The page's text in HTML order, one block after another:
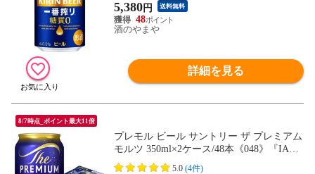
5,380円 送料無料
48
酒のやまや
詳細を見る
8/7時点_ポイント最大11倍
プレモル ビール サントリー ザ プレミアム
モルツ 350ml×2ケース/48本《048》『IA
S』【本州のみ 送料無料】
5.0 (4件)